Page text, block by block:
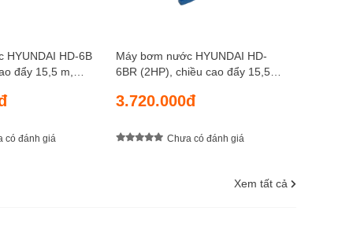
HYUNDAI HD-6B
đẩy 15,5 m,
có đánh giá
Máy bơm nước HYUNDAI HD-
6BR (2HP), chiều cao đẩy 15,5
1.080 lít/ phút
3.720.000đ
Chưa có đánh giá
Xem tất cả